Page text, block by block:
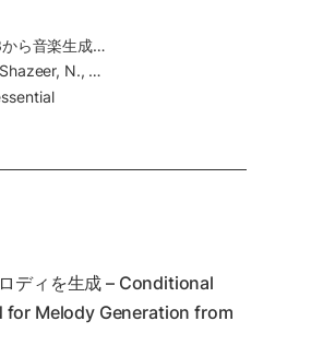
現在、GPT-3から音楽生成、画像の生成まで、多様な領域で中心的な仕組みとなっている
Vaswani, A., Shazeer, N., Parmar, N., Uszkoreit, J., Jones, L., Gomez, A. N., Kaiser, Ł., & Polosukhin, I. (2017). Attention is all you need. Advances in Neural Information Processing Systems, 2017-Decem, 5999–6009.
ディを生成 – Conditional
for Melody Generation from